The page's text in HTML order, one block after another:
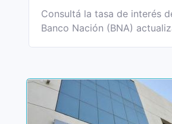
Consultá la tasa de interés
Banco Nación (BNA)